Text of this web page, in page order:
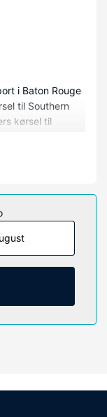
i Baton Rouge
til Southern
kørsel til
River
Der
som
Wi-Fi kan du
badekar eller
og
lokalopkald.